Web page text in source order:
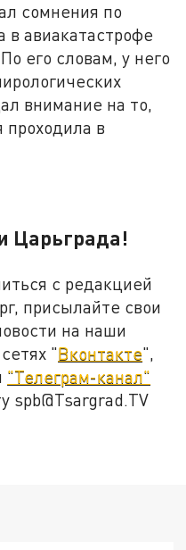
сомнения по
в авиакатастрофе
его словам, у него
внимание на то,
в
Царьграда!
с редакцией
присылайте свои
на наши
"Вконтакте",
"Телеграм-канал"
spb@Tsargrad.TV